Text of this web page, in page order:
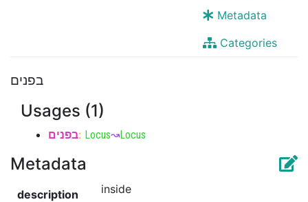
Metadata
Categories
בפנים
Usages (1)
בפנים: Locus↝Locus
Metadata
description inside